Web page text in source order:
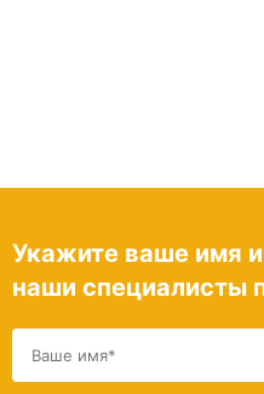
Укажите ваше имя
наши специалисты